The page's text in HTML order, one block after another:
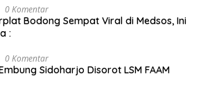
0 Komentar
Bodong Sempat Viral di Medsos, Ini
:
0 Komentar
Sidoharjo Disorot LSM FAAM